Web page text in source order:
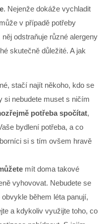
. Nejenže dokáže vychladit
v případě potřeby
odstraňuje různé alergeny
skutečně důležité. A jak
stačí najít někoho, kdo se
si nebudete muset s ničím
potřeba spočítat,
bydlení potřeba, a co
si s tím ovšem hravě
mít doma takové
vyhovovat. Nebudete se
během léta panují,
a kdykoliv využijte toho, co